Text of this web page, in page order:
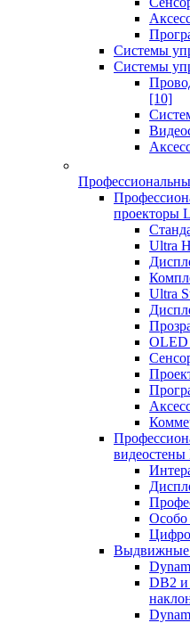
Системы
Системы
[10]
проекторы
Ultra
Ultra
OLED
видеостены
Особо
Выдвижные
DB2